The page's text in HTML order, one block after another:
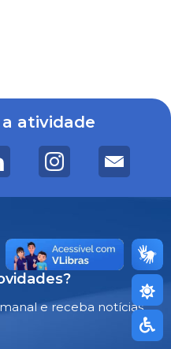
atividade
e receba notícias